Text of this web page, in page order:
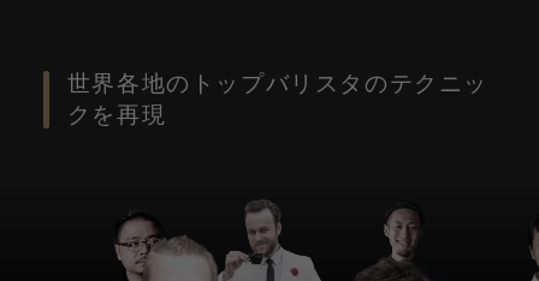
世界各地のトップバリスタのテクニッ
クを再現